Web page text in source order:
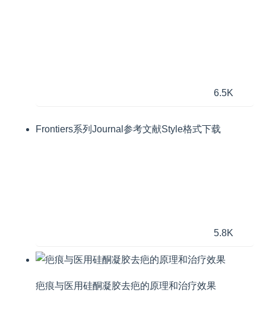
6.5K
Frontiers系列Journal参考文献Style格式下载
5.8K
疤痕与医用硅酮凝胶去疤的原理和治疗效果